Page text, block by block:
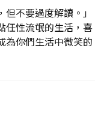
不要過度解讀。」
任性流氓的生活，喜
為你們生活中微笑的